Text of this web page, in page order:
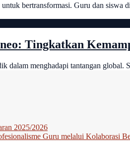
bertransformasi. Guru dan siswa
Tingkatkan
dalam menghadapi tantangan global.
2025/2026
Guru melalui Kolaborasi